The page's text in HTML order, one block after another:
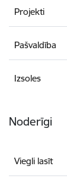
Projekti
Pašvaldība
Izsoles
Noderīgi
Viegli lasīt